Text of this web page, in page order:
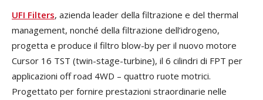
UFI Filters, azienda leader della filtrazione e del thermal
management, nonché della filtrazione dell’idrogeno,
progetta e produce il filtro blow-by per il nuovo motore
Cursor 16 TST (twin-stage-turbine), il 6 cilindri di FPT per
applicazioni off road 4WD – quattro ruote motrici.
Progettato per fornire prestazioni straordinarie nelle